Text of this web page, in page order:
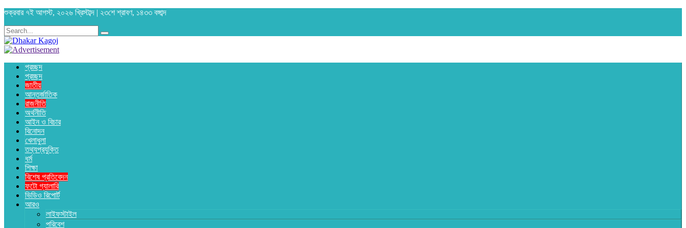
শুক্রবার ৭ই আগস্ট, ২০২৬ খ্রিস্টাব্দ | ২৩শে শ্রাবণ, ১৪৩৩ বঙ্গাব্দ
প্রচ্ছদ
প্রচ্ছদ
জাতীয়
আন্তর্জাতিক
রাজনীতি
অর্থনীতি
আইন ও বিচার
বিনোদন
খেলাধুলা
তথ্যপ্রযুক্তি
ধর্ম
শিক্ষা
বিশেষ প্রতিবেদন
ফটো গ্যালারি
ভিডিও রিপোর্ট
আরও
লাইফস্টাইল
পরিবেশ